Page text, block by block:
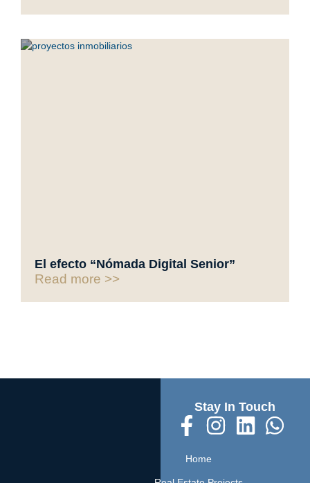
El efecto “Nómada Digital Senior”
Read more >>
Home
Stay In Touch